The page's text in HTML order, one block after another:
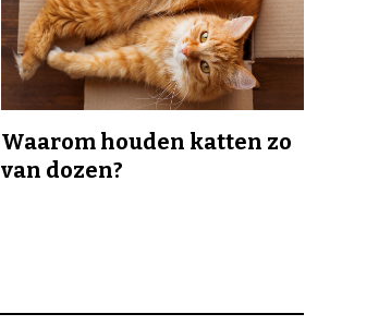
Waarom houden katten zo
van dozen?